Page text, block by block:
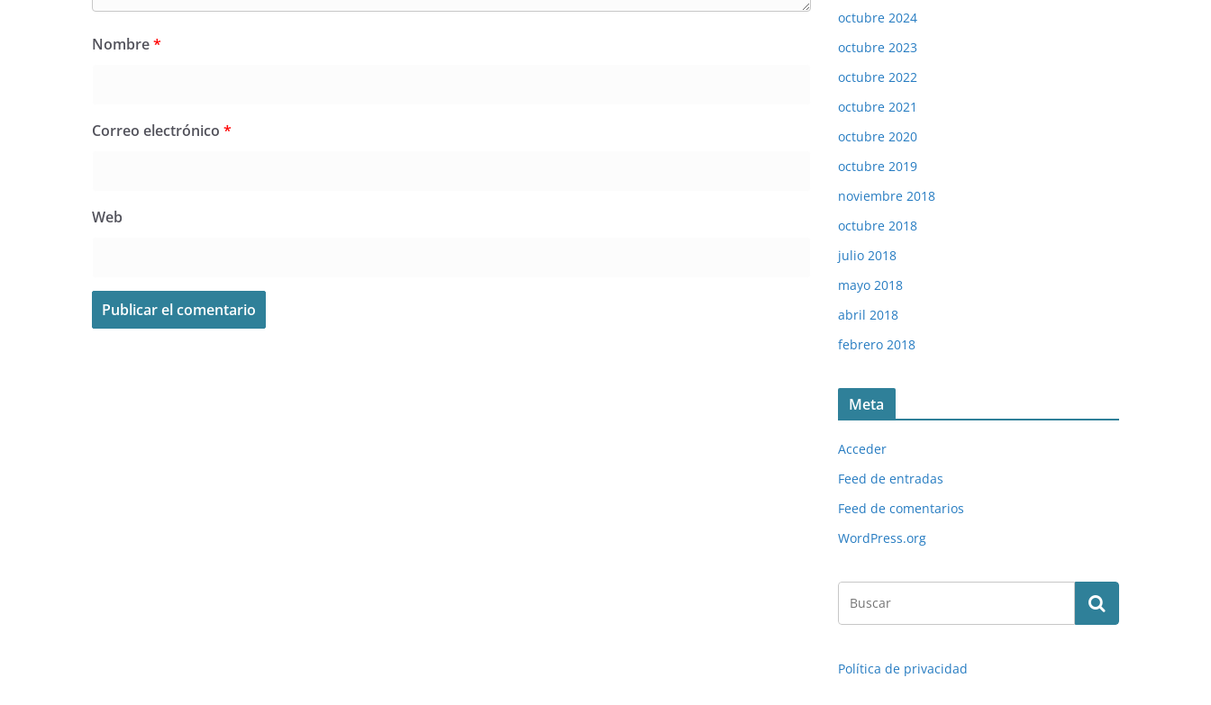
Nombre*
Correo electrónico *
Web
octubre 2024
octubre 2023
octubre 2022
octubre 2021
octubre 2020
octubre 2019
noviembre 2018
octubre 2018
julio 2018
mayo 2018
abril 2018
febrero 2018
Meta
Acceder
Feed de entradas
Feed de comentarios
WordPress.org
Política de privacidad